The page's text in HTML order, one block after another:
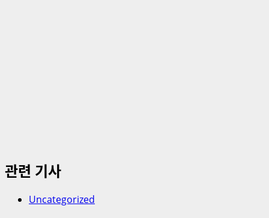
관련 기사
Uncategorized